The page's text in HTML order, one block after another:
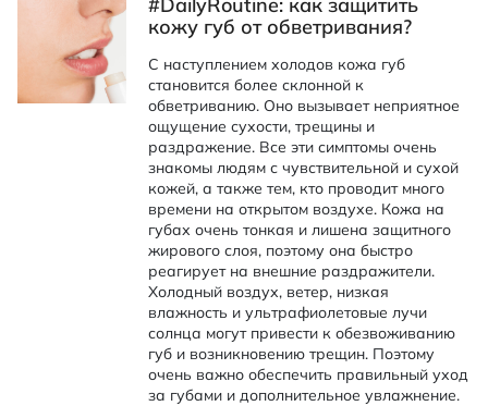
кожу губ от обветривания?
С наступлением холодов кожа губ
становится более склонной к
обветриванию. Оно вызывает неприятное
ощущение сухости, трещины и
раздражение. Все эти симптомы очень
знакомы людям с чувствительной и сухой
кожей, а также тем, кто проводит много
времени на открытом воздухе. Кожа на
губах очень тонкая и лишена защитного
жирового слоя, поэтому она быстро
реагирует на внешние раздражители.
Холодный воздух, ветер, низкая
влажность и ультрафиолетовые лучи
солнца могут привести к обезвоживанию
губ и возникновению трещин. Поэтому
очень важно обеспечить правильный уход
за губами и дополнительное увлажнение.